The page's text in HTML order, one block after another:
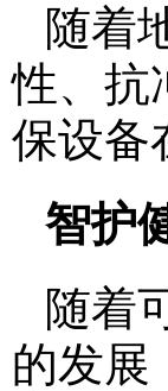
随着
性、抗
保设备
智护
随着
的发展